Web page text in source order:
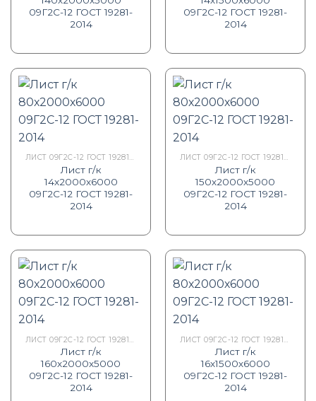
09Г2С-12 ГОСТ 19281-
2014
09Г2С-12 ГОСТ 19281-
2014
ЛИСТ 09Г2С-12 ГОСТ 19281-2014
Лист г/к
14х2000х6000
09Г2С-12 ГОСТ 19281-
2014
ЛИСТ 09Г2С-12 ГОСТ 19281-2014
Лист г/к
150х2000х5000
09Г2С-12 ГОСТ 19281-
2014
ЛИСТ 09Г2С-12 ГОСТ 19281-2014
Лист г/к
160х2000х5000
09Г2С-12 ГОСТ 19281-
2014
ЛИСТ 09Г2С-12 ГОСТ 19281-2014
Лист г/к
16х1500х6000
09Г2С-12 ГОСТ 19281-
2014